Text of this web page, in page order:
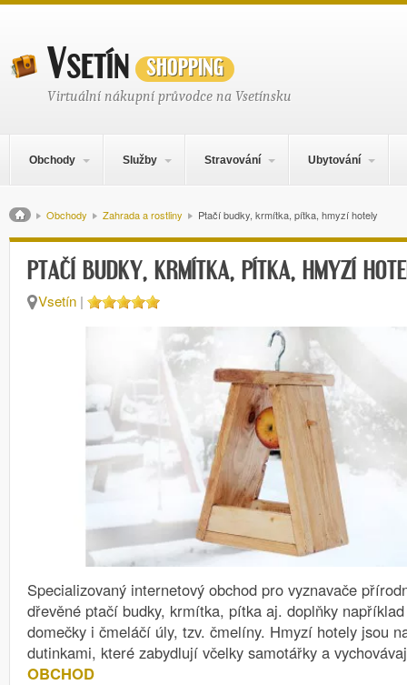
Vsetínshopping
Virtuální nákupní průvodce na Vsetínsku
Obchody Služby Stravování Ubytování
Drobečková navigace
Obchody Zahrada a rostliny Ptačí budky, krmítka, pítka, hmyzí hotely
PTAČÍ BUDKY, KRMÍTKA, PÍTKA, HMYZÍ
Vsetín |
Specializovaný internetový obchod pro vyznavače
dřevěné ptačí budky, krmítka, pítka aj. doplňky
domečky i čmeláčí úly, tzv. čmelíny. Hmyzí hotely jsou
dutinkami, které zabydlují včelky samotářky a
OBCHOD